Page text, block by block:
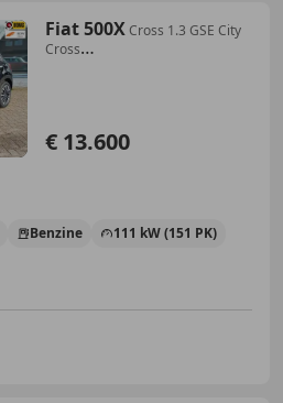
Fiat 500XCross 1.3 GSE City
Cross
€ 13.600
Benzine 111 kW (151 PK)